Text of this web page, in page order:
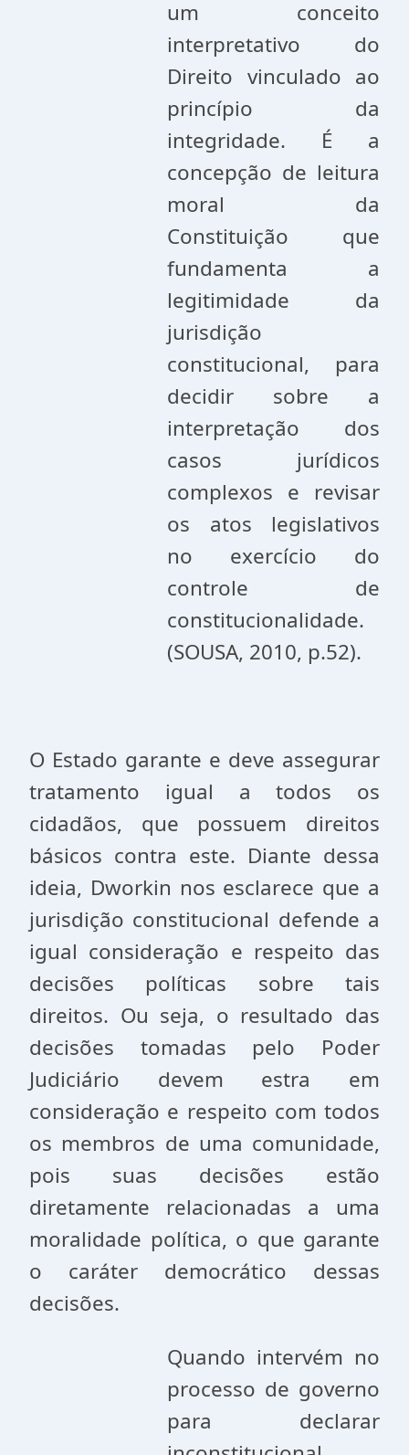
um conceito
interpretativo do
Direito vinculado ao
princípio da
integridade. É a
concepção de leitura
moral da
Constituição que
fundamenta a
legitimidade da
jurisdição
constitucional, para
decidir sobre a
interpretação dos
casos jurídicos
complexos e revisar
os atos legislativos
no exercício do
controle de
constitucionalidade.
(SOUSA, 2010, p.52).
O Estado garante e deve assegurar
tratamento igual a todos os
cidadãos, que possuem direitos
básicos contra este. Diante dessa
ideia, Dworkin nos esclarece que a
jurisdição constitucional defende a
igual consideração e respeito das
decisões políticas sobre tais
direitos. Ou seja, o resultado das
decisões tomadas pelo Poder
Judiciário devem estra em
consideração e respeito com todos
os membros de uma comunidade,
pois suas decisões estão
diretamente relacionadas a uma
moralidade política, o que garante
o caráter democrático dessas
decisões.
Quando intervém no
processo de governo
para declarar